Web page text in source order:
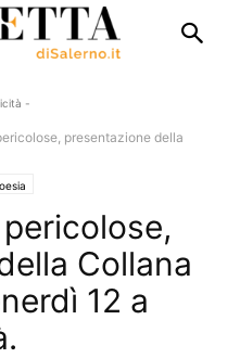
-
presentazione della
Collana
12 a